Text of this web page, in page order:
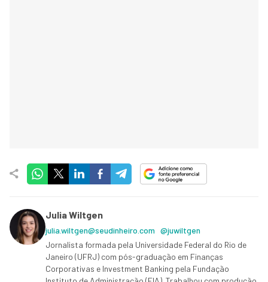
Julia Wiltgen
julia.wiltgen@seudinheiro.com @juwiltgen
Jornalista formada pela Universidade Federal do Rio de
Janeiro (UFRJ) com pós-graduação em Finanças
Corporativas e Investment Banking pela Fundação